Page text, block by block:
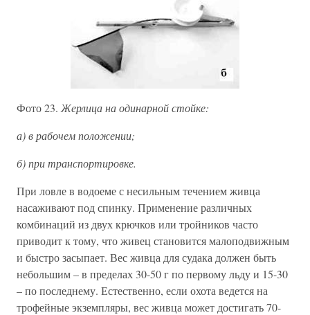
Фото 23. Жерлица на одинарной стойке:
а) в рабочем положении;
б) при транспортировке.
При ловле в водоеме с несильным течением живца
насаживают под спинку. Применение различных
комбинаций из двух крючков или тройников часто
приводит к тому, что живец становится малоподвижным
и быстро засыпает. Вес живца для судака должен быть
небольшим – в пределах 30-50 г по первому льду и 15-30
– по последнему. Естественно, если охота ведется на
трофейные экземпляры, вес живца может достигать 70-